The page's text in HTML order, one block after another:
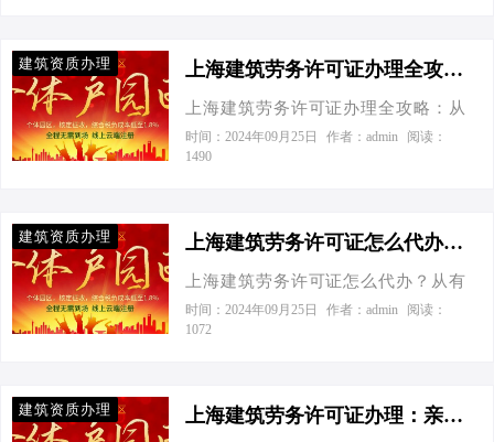
咱们先来看看有限公司和个体工商户
在核定征收下的节税效果。 有限公司
（企业所得税25%）： 假设你是一家
年收入100万元的有限公司，那么你需
可证，享受那些让人垂涎欲滴的财税
筑公司A，老板老王是个精明的主儿。
他们接了个装修工程，按照传统方
来，不仅增值税地方可以全额留存
50%，企业所得税地方也全额留存
40%，还有财政奖励！这就像是打怪升
级拿到了超级装备，战斗力瞬间爆
大，但通过核定征…
建筑资质办理 上海建筑劳务许可证办理全攻略：从资料准备到节税妙招，一网打尽！-上海建筑劳务许可证需要什么资料
上海建筑劳务许可证办理全攻略：从
资料准备到节税妙招，一网打尽！ 在
繁华的魔都上海，每一座拔地而起的
稳脚跟，顺利开展业务，一张上海建
要。但你知道吗？成功办理许可证只
是第一步，如何在税务筹划上“大展拳
纱，再聊聊如何在有限公司与个体工
时间：2024年09月25日 作者：admin
阅读：
1490
建筑资质办理 上海建筑劳务许可证怎么代办？从有限公司到个体工商户的智慧选择-上海建筑劳务许可证怎么代办
上海建筑劳务许可证怎么代办？从有
限公司到个体工商户的智慧选择 xxxx
xxxx-xx-xx xx:xx 发布于 xx 在建筑行
对于那些忙碌于工地与蓝图间的企业
时间：2024年09月25日 作者：admin
阅读：
1072
建筑资质办理 上海建筑劳务许可证办理：亲临现场非必须，智慧筹划更关键-上海建筑劳务许可证需要到场吗？